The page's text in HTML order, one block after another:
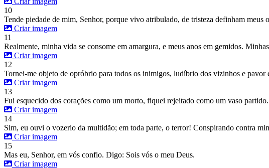
10
Tende piedade de mim, Senhor, porque vivo atribulado, de tristeza definham meus
Criar imagem
11
Realmente, minha vida se consome em amargura, e meus anos em gemidos.
Criar imagem
12
Tornei-me objeto de opróbrio para todos os inimigos, ludíbrio dos vizinhos e pavor
Criar imagem
13
Fui esquecido dos corações como um morto, fiquei rejeitado como um vaso partido.
Criar imagem
14
Sim, eu ouvi o vozerio da multidão; em toda parte, o terror! Conspirando contra
Criar imagem
15
Mas eu, Senhor, em vós confio. Digo: Sois vós o meu Deus.
Criar imagem